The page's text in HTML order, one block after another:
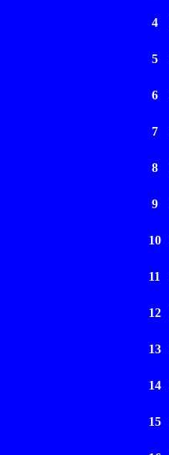
4
5
6
7
8
9
10
11
12
13
14
15